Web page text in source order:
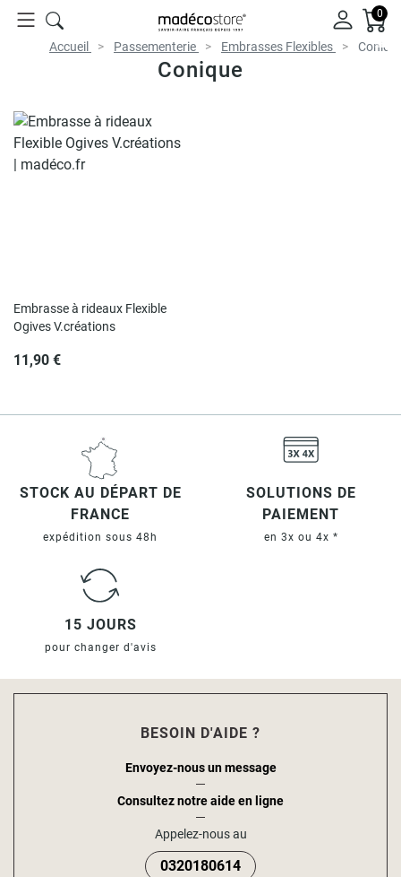
0
Accueil Passementerie Embrasses Flexibles
Conique
Embrasse à rideaux Flexible
Ogives V.créations
11,90 €
STOCK AU DÉPART DE
FRANCE
expédition sous 48h
SOLUTIONS DE
PAIEMENT
en 3x ou 4x *
15 JOURS
pour changer d'avis
BESOIN D'AIDE ?
Envoyez-nous un message
Consultez notre aide en ligne
Appelez-nous au
0320180614